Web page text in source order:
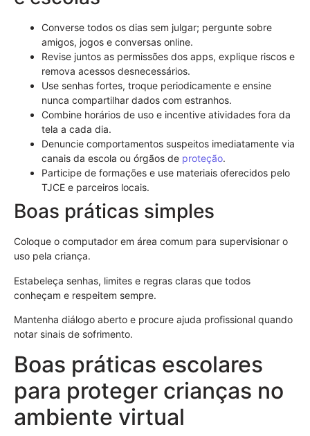
Converse todos os dias sem julgar; pergunte sobre
amigos, jogos e conversas online.
Revise juntos as permissões dos apps, explique riscos e
remova acessos desnecessários.
Use senhas fortes, troque periodicamente e ensine
nunca compartilhar dados com estranhos.
Combine horários de uso e incentive atividades fora da
tela a cada dia.
Denuncie comportamentos suspeitos imediatamente via
canais da escola ou órgãos de proteção.
Participe de formações e use materiais oferecidos pelo
TJCE e parceiros locais.
Boas práticas simples
Coloque o computador em área comum para supervisionar o
uso pela criança.
Estabeleça senhas, limites e regras claras que todos
conheçam e respeitem sempre.
Mantenha diálogo aberto e procure ajuda profissional quando
notar sinais de sofrimento.
Boas práticas escolares
para proteger crianças no
ambiente virtual